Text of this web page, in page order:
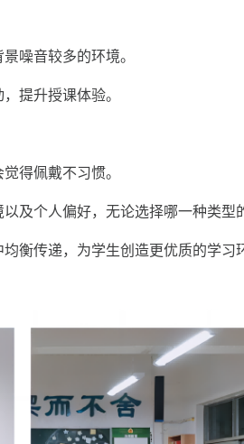
噪音较多的环境。
提升授课体验。
得佩戴不习惯。
及个人偏好，无论选择哪一种类型
衡传递，为学生创造更优质的学习